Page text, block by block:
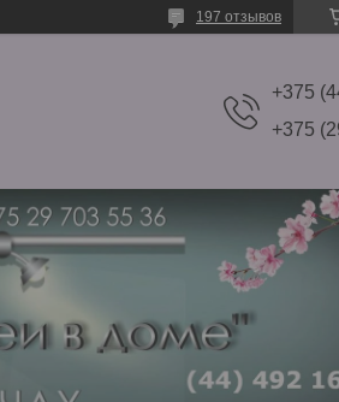
197 отзывов
+375
+375